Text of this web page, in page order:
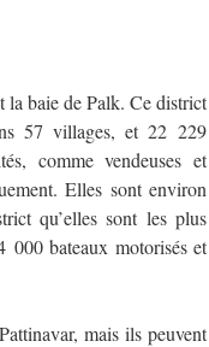
la baie de Palk. Ce district
57 villages, et 22 229
comme vendeuses et
Elles sont environ
qu’elles sont les plus
000 bateaux motorisés et
Pattinavar, mais ils peuvent